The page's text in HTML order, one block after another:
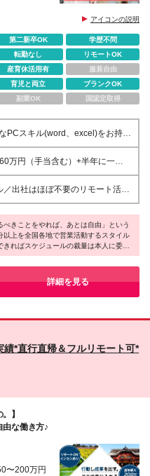
アイコンの説明
第二新卒OK
学歴不問
転勤なし
リモートOK
産育休活用有
服装自由
育児と両立
ブランクOK
副業OK 国認定取得
PCスキル(word、excel)をお持ち
転免許（AT可）※直近3年ペーパ
距離の運転ができる方 ■宿泊を
力を得られることを予め確認のう
目
目に取り組むことができる方
をつけて働ける方 ★愛嬌を活
係構築が得意な方 ★旅行やドラ
万円（手当含む）+半年に一回
※固定残業代53,000円～90,000
間分）を含みます。超過分は別途
回のインセンティブでしっかり
円～で、最大200万円支給した実
月目：月給23万4000円（みな
円を含みます。超過分は別
間分/46,890円を含みます。超過
／出社はほぼ不要のリモート活用
っていただきます。 ※本社（大阪
20）への出社は、数ヶ月に1回の
べきことをやれば、あとは自由」という
以上を全国各地で営業活動するスタイル
ればスケジュールの裁量は本人に委ね
をやれば、誰にも縛られない真の自由。
で理想の働き方を勝ち取りたいという方
刺激的な環境です。旅をするように働
取り組みたい方におススメです◎
詳細を見る
*直行直帰＆フルリモート可*
】
な働き方♪
〜200万円